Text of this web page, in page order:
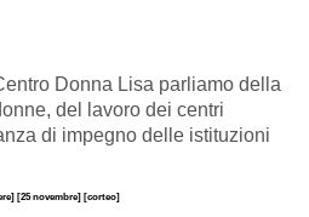
Donna Lisa parliamo della
del lavoro dei centri
di impegno delle istituzioni
[25 novembre] [corteo]